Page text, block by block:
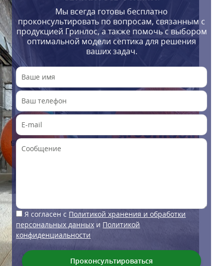
Мы всегда готовы бесплатно
проконсультировать по вопросам, связанным с
продукцией Гринлос, а также помочь с выбором
оптимальной модели септика для решения
ваших задач.
Я согласен с Политикой хранения и обработки
персональных данных и Политикой
конфиденциальности